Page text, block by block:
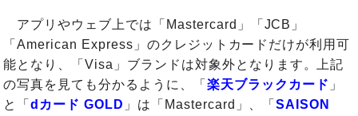
アプリやウェブ上では「Mastercard」「JCB」
「American Express」のクレジットカードだけが利用可
能となり、「Visa」ブランドは対象外となります。上記
の写真を見ても分かるように、「 楽天ブラックカード 」
と「dカード GOLD 」は「Mastercard」、「SAISON